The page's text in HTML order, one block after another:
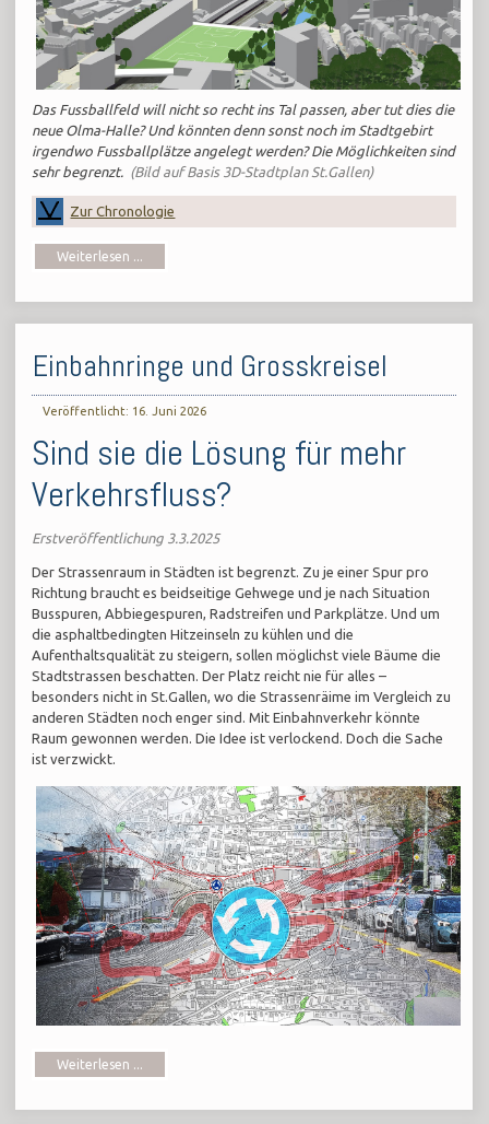
Das Fussballfeld will nicht so recht ins Tal passen, aber tut dies die
neue Olma-Halle? Und könnten denn sonst noch im Stadtgebirt
irgendwo Fussballplätze angelegt werden? Die Möglichkeiten sind
sehr begrenzt. (Bild auf Basis 3D-Stadtplan St.Gallen)
Zur Chronologie
Weiterlesen ...
Einbahnringe und Grosskreisel
Veröffentlicht: 16. Juni 2026
Sind sie die Lösung für mehr
Verkehrsfluss?
Erstveröffentlichung 3.3.2025
Der Strassenraum in Städten ist begrenzt. Zu je einer Spur pro
Richtung braucht es beidseitige Gehwege und je nach Situation
Busspuren, Abbiegespuren, Radstreifen und Parkplätze. Und um
die asphaltbedingten Hitzeinseln zu kühlen und die
Aufenthaltsqualität zu steigern, sollen möglichst viele Bäume die
Stadtstrassen beschatten. Der Platz reicht nie für alles –
besonders nicht in St.Gallen, wo die Strassenräime im Vergleich zu
anderen Städten noch enger sind. Mit Einbahnverkehr könnte
Raum gewonnen werden. Die Idee ist verlockend. Doch die Sache
ist verzwickt.
Weiterlesen ...